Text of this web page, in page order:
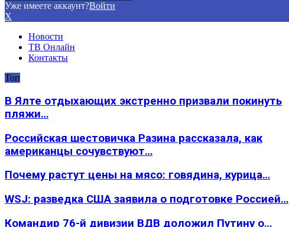
Уже имеете аккаунт?Войти
X
Новости
ТВ Онлайн
Контакты
Топ
В Ялте отдыхающих экстренно призвали покинуть
пляжи…
Российская шестовичка Разина рассказала, как
американцы сочувствуют…
Почему растут цены на мясо: говядина, курица…
WSJ: разведка США заявила о подготовке Россией…
Командир 76-й дивизии ВДВ доложил Путину о…